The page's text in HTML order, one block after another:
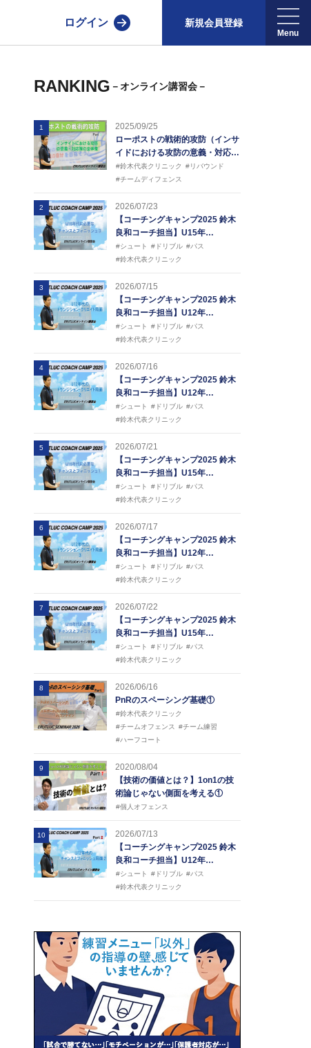
ログイン 新規会員登録
RANKING －オンライン講習会－
1
2025/09/25
ローポストの戦術的攻防（インサ
イドにおける攻防の意義・対応…
#鈴木代表クリニック
#リバウンド
#チームディフェンス
2
2026/07/23
【コーチングキャンプ2025 鈴木
良和コーチ担当】U15年…
#シュート #ドリブル #パス
#鈴木代表クリニック
3
2026/07/15
【コーチングキャンプ2025 鈴木
良和コーチ担当】U12年…
#シュート #ドリブル #パス
#鈴木代表クリニック
4
2026/07/16
【コーチングキャンプ2025 鈴木
良和コーチ担当】U12年…
#シュート #ドリブル #パス
#鈴木代表クリニック
5
2026/07/21
【コーチングキャンプ2025 鈴木
良和コーチ担当】U15年…
#シュート #ドリブル #パス
#鈴木代表クリニック
6
2026/07/17
【コーチングキャンプ2025 鈴木
良和コーチ担当】U12年…
#シュート #ドリブル #パス
#鈴木代表クリニック
7
2026/07/22
【コーチングキャンプ2025 鈴木
良和コーチ担当】U15年…
#シュート #ドリブル #パス
#鈴木代表クリニック
8
2026/06/16
PnRのスペーシング基礎①
#鈴木代表クリニック
#チームオフェンス
#チーム練習
#ハーフコート
9
2020/08/04
【技術の価値とは？】1on1の技
術論じゃない側面を考える①
#個人オフェンス
10
2026/07/13
【コーチングキャンプ2025 鈴木
良和コーチ担当】U12年…
#シュート #ドリブル #パス
#鈴木代表クリニック